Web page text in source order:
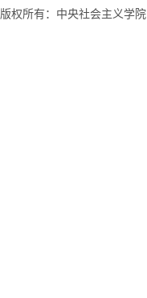
版权所有：中央社会主义学院